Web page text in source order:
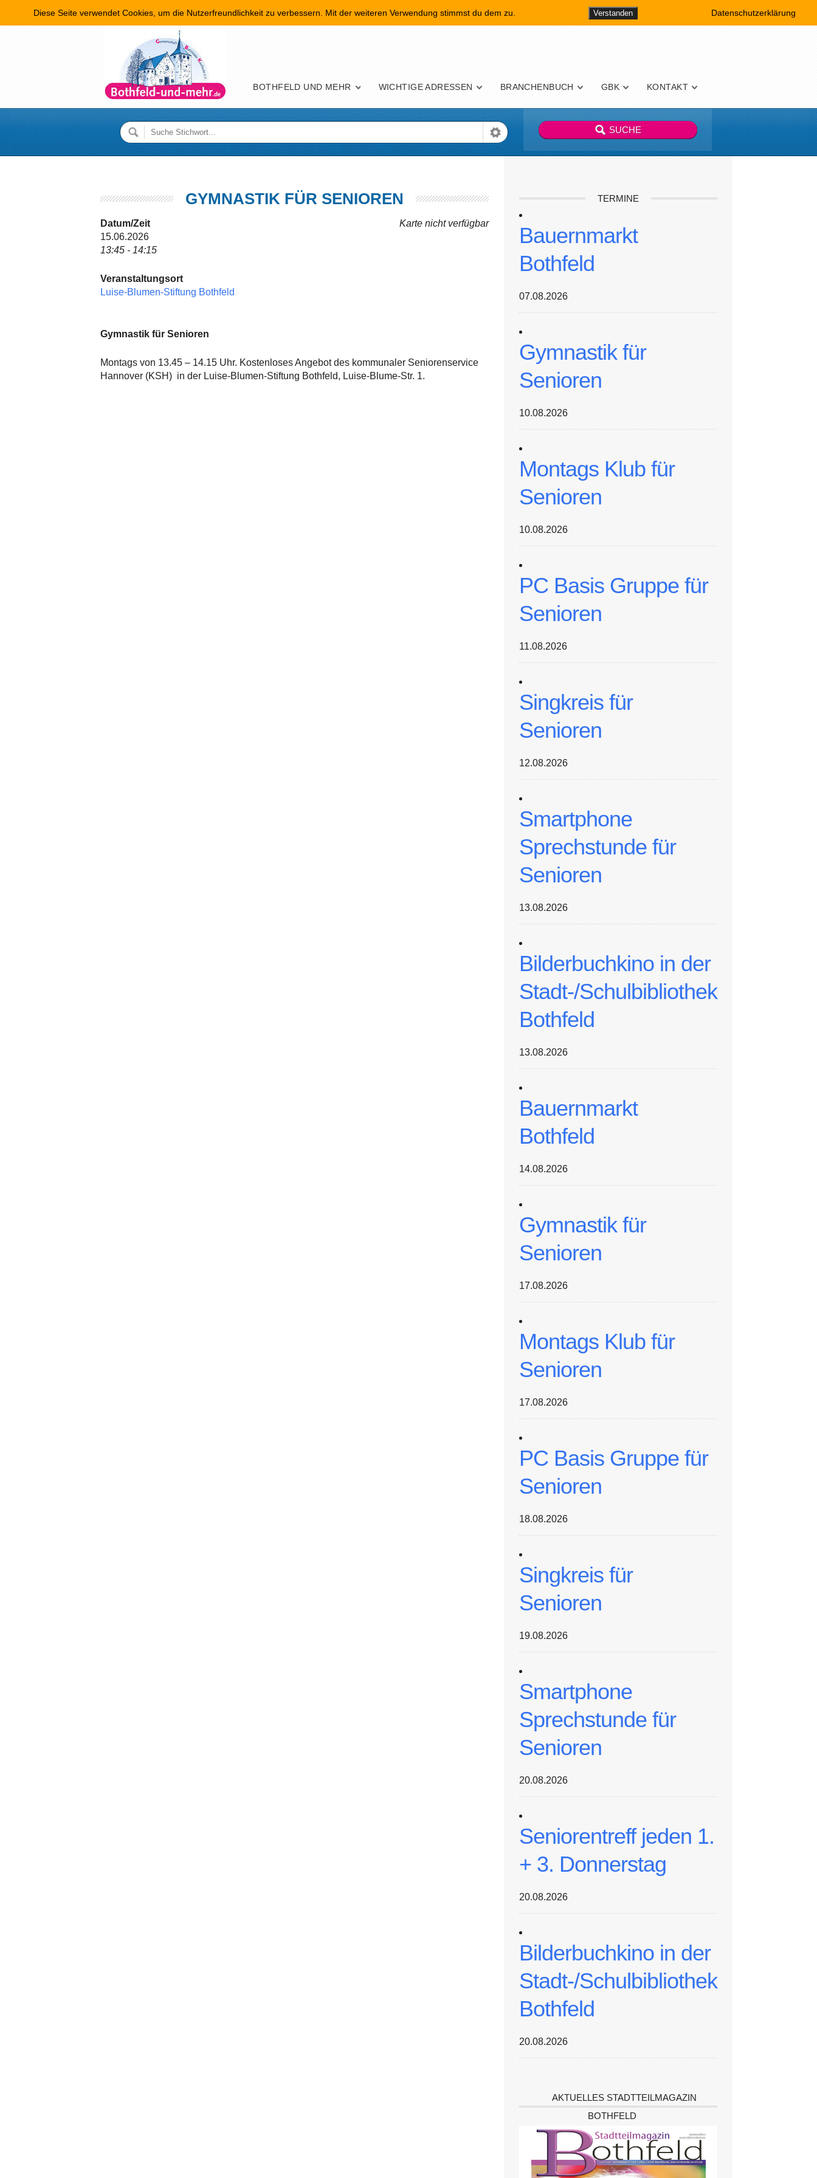
Hauptmenü
BOTHFELD UND MEHR WICHTIGE ADRESSEN BRANCHENBUCH GBK KONTAKT
GYMNASTIK FÜR SENIOREN
Karte nicht verfügbar
Datum/Zeit
15.06.2026
13:45 - 14:15
Veranstaltungsort
Luise-Blumen-Stiftung Bothfeld
Gymnastik für Senioren
Montags von 13.45 – 14.15 Uhr. Kostenloses Angebot des kommunaler Seniorenservice
Hannover (KSH) in der Luise-Blumen-Stiftung Bothfeld, Luise-Blume-Str. 1.
TERMINE
Bauernmarkt
Bothfeld
07.08.2026
Gymnastik für
Senioren
10.08.2026
Montags Klub für
Senioren
10.08.2026
PC Basis Gruppe für
Senioren
11.08.2026
Singkreis für
Senioren
12.08.2026
Smartphone
Sprechstunde für
Senioren
13.08.2026
Bilderbuchkino in der
Stadt-/Schulbibliothek
Bothfeld
13.08.2026
Bauernmarkt
Bothfeld
14.08.2026
Gymnastik für
Senioren
17.08.2026
Montags Klub für
Senioren
17.08.2026
PC Basis Gruppe für
Senioren
18.08.2026
Singkreis für
Senioren
19.08.2026
Smartphone
Sprechstunde für
Senioren
20.08.2026
Seniorentreff jeden 1.
+ 3. Donnerstag
20.08.2026
Bilderbuchkino in der
Stadt-/Schulbibliothek
Bothfeld
20.08.2026
AKTUELLES STADTTEILMAGAZIN
BOTHFELD
Diese Seite verwendet Cookies, um die Nutzerfreundlichkeit zu verbessern. Mit der weiteren Verwendung stimmst du dem zu. Verstanden Datenschutzerklärung